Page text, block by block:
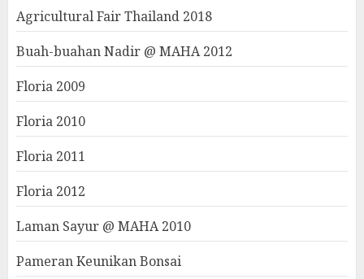
Agricultural Fair Thailand 2018
Buah-buahan Nadir @ MAHA 2012
Floria 2009
Floria 2010
Floria 2011
Floria 2012
Laman Sayur @ MAHA 2010
Pameran Keunikan Bonsai